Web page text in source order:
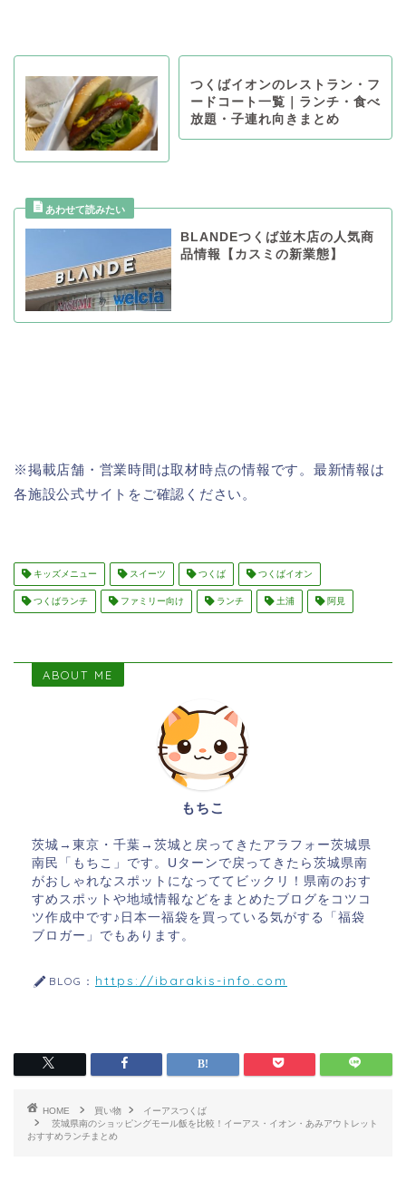
つくばイオンのレストラン・フ
ードコート一覧｜ランチ・食べ
放題・子連れ向きまとめ
BLANDEつくば並木店の人気商
品情報【カスミの新業態】
※掲載店舗・営業時間は取材時点の情報です。最新情報は
各施設公式サイトをご確認ください。
キッズメニュー スイーツ つくば つくばイオン
つくばランチ ファミリー向け ランチ 土浦 阿見
ABOUT ME
もちこ
茨城→東京・千葉→茨城と戻ってきたアラフォー茨城県
南民「もちこ」です。Uターンで戻ってきたら茨城県南
がおしゃれなスポットになっててビックリ！県南のおす
すめスポットや地域情報などをまとめたブログをコツコ
ツ作成中です♪日本一福袋を買っている気がする「福袋
ブロガー」でもあります。
BLOG： https://ibarakis-info.com
HOME 買い物
イーアスつくば
茨城県南のショッピングモール飯を比較！イーアス・イオン・あみアウトレット
おすすめランチまとめ